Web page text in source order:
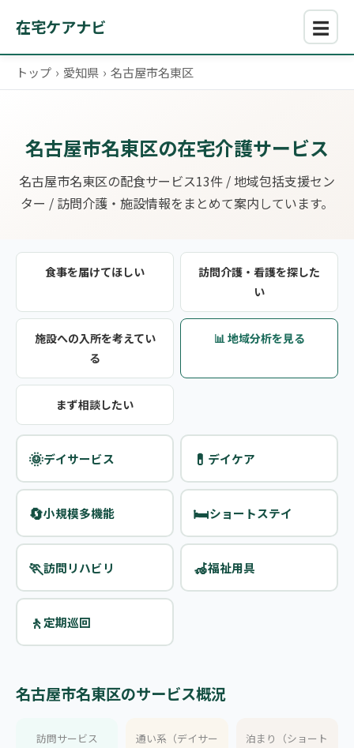
在宅ケアナビ ☰
トップ › 愛知県 › 名古屋市名東区
名古屋市名東区の在宅介護サービス
名古屋市名東区の配食サービス13件 / 地域包括支援セン
ター / 訪問介護・施設情報をまとめて案内しています。
食事を届けてほしい
訪問介護・看護を探した
い
施設への入所を考えてい
る
📊 地域分析を見る
まず相談したい
🌞デイサービス 💊 デイケア
🔄小規模多機能 🛏️ショートステイ
🏃訪問リハビリ 🦽福祉用具
🚶定期巡回
名古屋市名東区のサービス概況
訪問サービス
通い系（デイサー
泊まり（ショート